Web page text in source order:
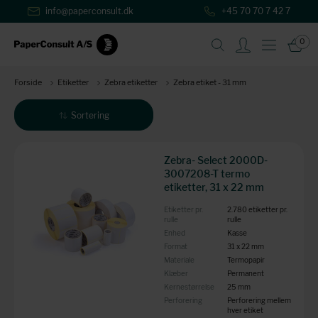
+45 70 70 7 42 7
info@paperconsult.dk
0
Forside Etiketter Zebra etiketter Zebra etiket - 31 mm
Sortering
Zebra- Select 2000D-
3007208-T termo
etiketter, 31 x 22 mm
Etiketter pr.
rulle
2.780 etiketter pr.
rulle
Enhed
Kasse
Format
31 x 22 mm
Materiale
Termopapir
Klæber
Permanent
Kernestørrelse
25 mm
Perforering
Perforering mellem
hver etiket